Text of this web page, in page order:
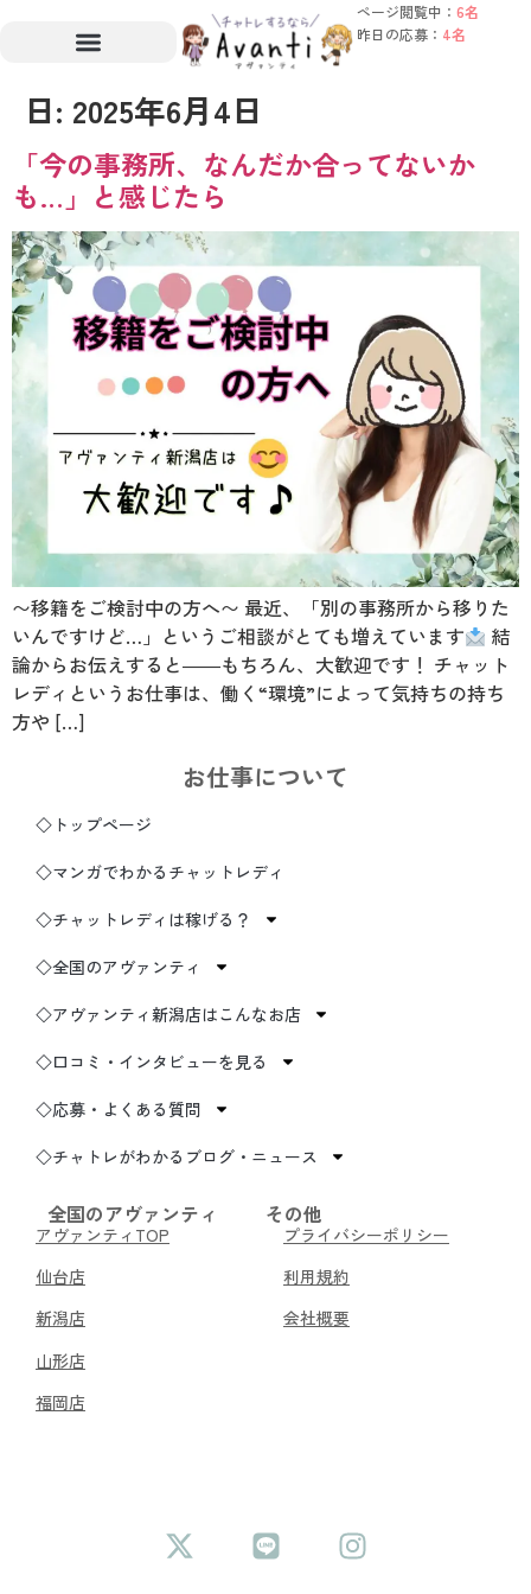
ページ閲覧中： 6名
昨日の応募： 4名
日: 2025年6月4日
「今の事務所、なんだか合ってないか
も…」と感じたら
〜移籍をご検討中の方へ〜 最近、「別の事務所から移りた
いんですけど…」というご相談がとても増えています
結
論からお伝えすると――もちろん、大歓迎です！ チャット
レディというお仕事は、働く“環境”によって気持ちの持ち
方や […]
お仕事について
◇トップページ
◇マンガでわかるチャットレディ
◇チャットレディは稼げる？
◇全国のアヴァンティ
◇アヴァンティ新潟店はこんなお店
◇口コミ・インタビューを見る
◇応募・よくある質問
◇チャトレがわかるブログ・ニュース
全国のアヴァンティ
アヴァンティTOP
仙台店
新潟店
山形店
福岡店
その他
プライバシーポリシー
利用規約
会社概要